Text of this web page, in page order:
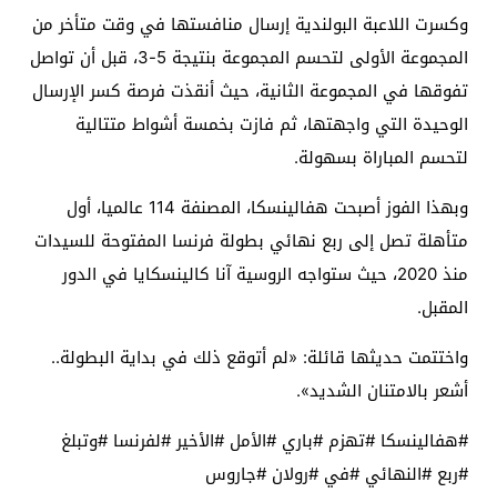
وكسرت اللاعبة البولندية إرسال منافستها في وقت متأخر من
المجموعة الأولى لتحسم المجموعة بنتيجة 5-3، قبل أن تواصل
تفوقها في المجموعة الثانية، حيث أنقذت فرصة كسر الإرسال
الوحيدة التي واجهتها، ثم فازت بخمسة أشواط متتالية
لتحسم المباراة بسهولة.
وبهذا الفوز أصبحت هفالينسكا، المصنفة 114 عالميا، أول
متأهلة تصل إلى ربع نهائي بطولة فرنسا المفتوحة للسيدات
منذ 2020، حيث ستواجه الروسية آنا كالينسكايا في الدور
المقبل.
واختتمت حديثها قائلة: «لم أتوقع ذلك في بداية البطولة..
أشعر بالامتنان الشديد».
#هفالينسكا #تهزم #باري #الأمل #الأخير #لفرنسا #وتبلغ
#ربع #النهائي #في #رولان #جاروس